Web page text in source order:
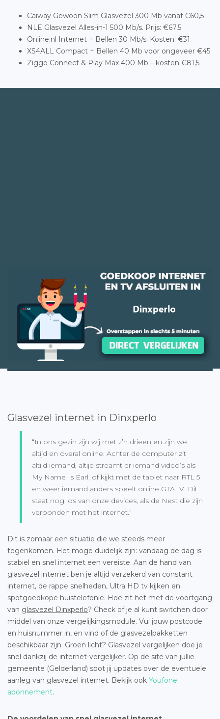
Caiway Gewoon Slim Glasvezel 300 Mb vanaf €60,5
NLE Glasvezel Alles-in-1 500 Mb/s. Prijs: €67,5
Online.nl Internet + Bellen 30 Mb/s. Kosten: €31
XS4ALL Compact + Bellen 40 Mb voor ongeveer €45
Ziggo Connect & Play Max 400 Mb – kosten €81,5
Glasvezel internet in Dinxperlo
“In ons gezin zijn wij met z’n drieën en zijn we
altijd en overal online. Achter de computer zit
altijd iemand, altijd streamt er iemand video’s als
My Name Is Earl, of kijkt met de tablet naar RTL 5
en weer iemand anders speelt online GTA IV. Dit
staat nog los van onze devices, als de Nest die zijn
verbonden met het internet.”
Dit is zomaar een situatie die we steeds meer
tegenkomen. Het moge duidelijk zijn: vandaag de dag is
stabiel en snel internet een vereiste. Aan de hand van
glasvezel internet ben je altijd verzekerd van constant
internet, de rappe snelheden, Ultra HD tv kijken en
spotgoedkope huistelefonie. Hoe zit het met de voortgang
van glasvezel Dinxperlo? Check of je al kunt switchen door
middel van onze vergelijkingsmodule. Vul jouw postcode
en huisnummer in, en vind of de glasvezelpakketten
beschikbaar zijn. Groen licht? Glasvezel vergelijken doe je
snel dankzij de internet-vergelijker. Op de site van jullie
gemeente (Gelderland) spot jij updates over de eventuele
aanleg van glasvezel internet. Bekijk ook Youfone
abonnement.